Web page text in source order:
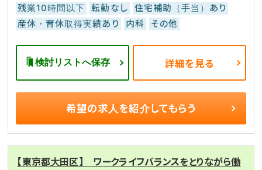
残業10時間以下
転勤なし
住宅補助（手当）あり
産休・育休取得実績あり
内科 その他
検討リストへ保存 詳細を見る
希望の求人を紹介してもらう
【東京都大田区】 ワークライフバランスをとりながら働